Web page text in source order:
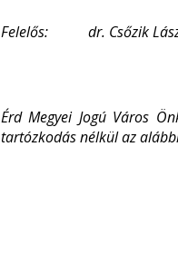
Felelős: dr. Csőzik
Érd Megyei Jogú Város
tartózkodás nélkül az